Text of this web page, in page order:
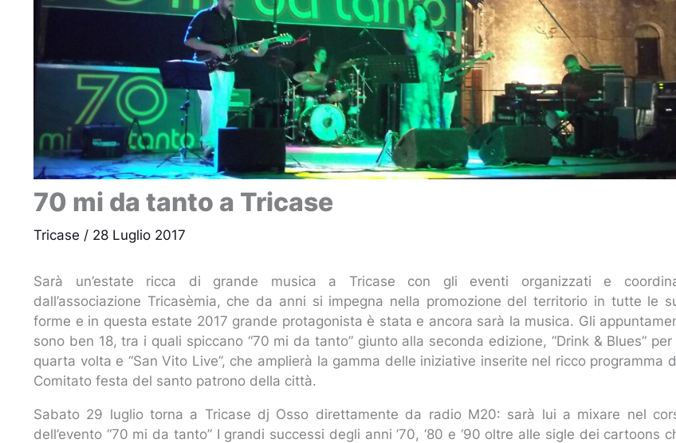
70 mi da tanto a Tricase
Tricase / 28 Luglio 2017
Sarà un’estate ricca di grande musica a Tricase con gli eventi organizzati e
dall’associazione Tricasèmia, che da anni si impegna nella promozione del territorio in tutte le
forme e in questa estate 2017 grande protagonista è stata e ancora sarà la musica. Gli
sono ben 18, tra i quali spiccano “70 mi da tanto” giunto alla seconda edizione, “Drink & Blues” per
quarta volta e “San Vito Live”, che amplierà la gamma delle iniziative inserite nel ricco programma
Comitato festa del santo patrono della città.
Sabato 29 luglio torna a Tricase dj Osso direttamente da radio M20: sarà lui a mixare nel
dell’evento “70 mi da tanto” I grandi successi degli anni ’70, ‘80 e ‘90 oltre alle sigle dei cartoons